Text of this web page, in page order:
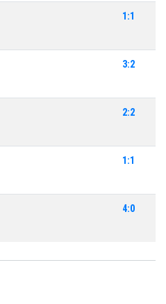
1:1
3:2
2:2
1:1
4:0